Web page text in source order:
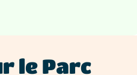
le Parc